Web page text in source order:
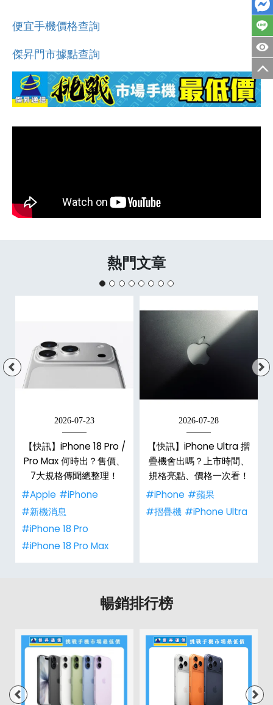
便宜手機價格查詢
傑昇門市據點查詢
熱門文章
2026-07-23
【快訊】iPhone 18 Pro /
Pro Max 何時出？售價、
7大規格傳聞總整理！
#Apple #iPhone
#新機消息
#iPhone 18 Pro
#iPhone 18 Pro Max
2026-07-28
【快訊】iPhone Ultra 摺
疊機會出嗎？上市時間、
規格亮點、價格一次看！
#iPhone #蘋果
#摺疊機 #iPhone Ultra
暢銷排行榜